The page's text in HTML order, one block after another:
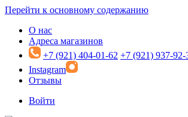
Перейти к основному содержанию
О нас
Адреса магазинов
+7 (921) 404-01-62 +7 (921) 937-92-
Instagram
Отзывы
Войти